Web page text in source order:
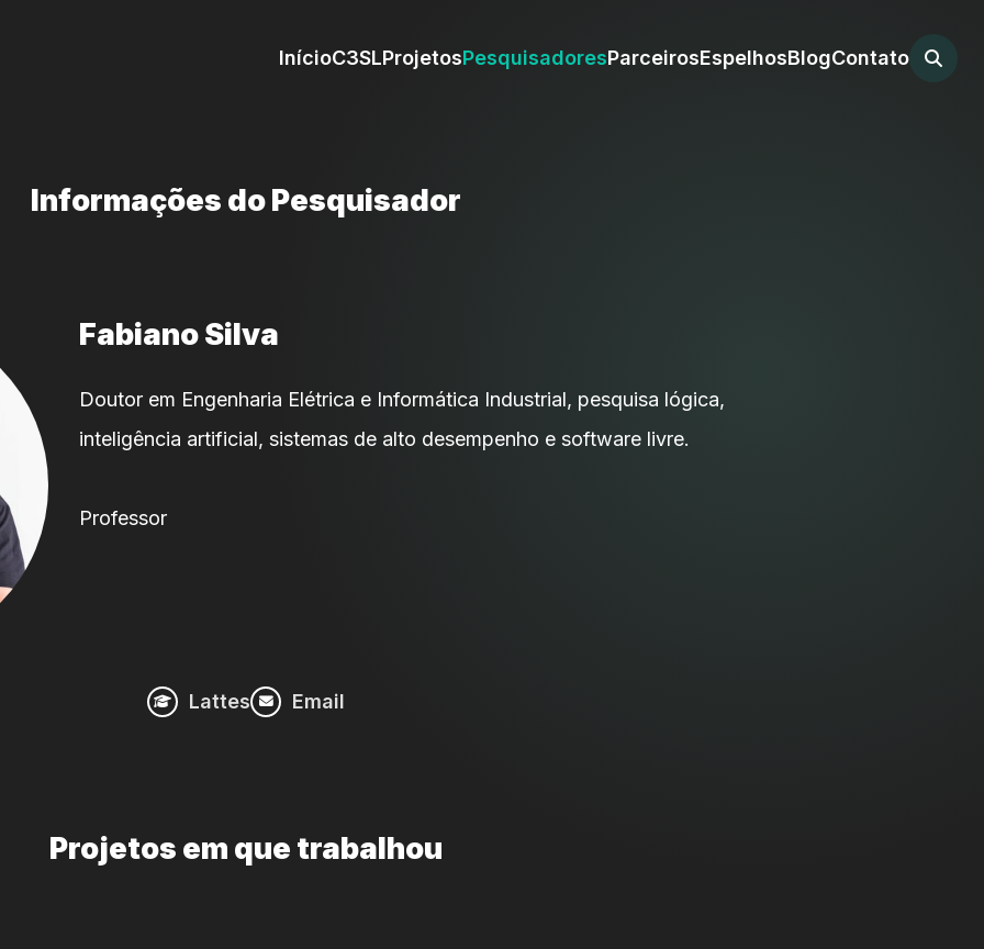
InícioC3SLProjetosPesquisadoresParceirosEspelhosBlogContato
Informações do Pesquisador
Fabiano Silva
Professor
Doutor em Engenharia Elétrica e Informática Industrial, pesquisa lógica,
inteligência artificial, sistemas de alto desempenho e software livre.
Lattes Email
Projetos em que trabalhou